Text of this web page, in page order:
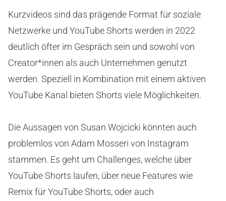
Kurzvideos sind das prägende Format für soziale
Netzwerke und YouTube Shorts werden in 2022
deutlich öfter im Gespräch sein und sowohl von
Creator*innen als auch Unternehmen genutzt
werden. Speziell in Kombination mit einem aktiven
YouTube Kanal bieten Shorts viele Möglichkeiten.
Die Aussagen von Susan Wojcicki könnten auch
problemlos von Adam Mosseri von Instagram
stammen. Es geht um Challenges, welche über
YouTube Shorts laufen, über neue Features wie
Remix für YouTube Shorts, oder auch